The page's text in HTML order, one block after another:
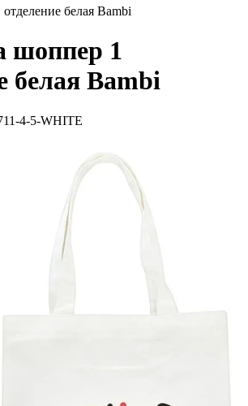
белая Bambi
шоппер 1
белая Bambi
4-5-WHITE